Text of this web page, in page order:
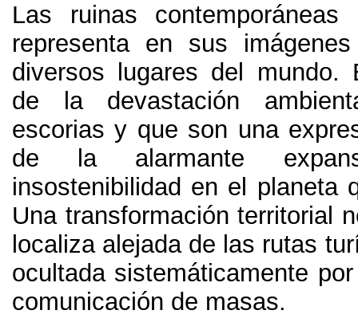
Las ruinas contemporáneas
representa en sus
diversos lugares del mundo.
de la devastación
escorias y que son una
de la alarmante
insostenibilidad en el planeta
Una transformación territorial
localiza alejada de las rutas
ocultada sistemáticamente
comunicación de masas.